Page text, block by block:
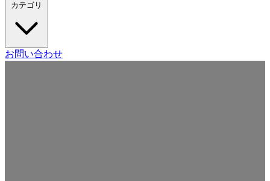
カテゴリ
Craft CMSMovable Type
お問い合わせ